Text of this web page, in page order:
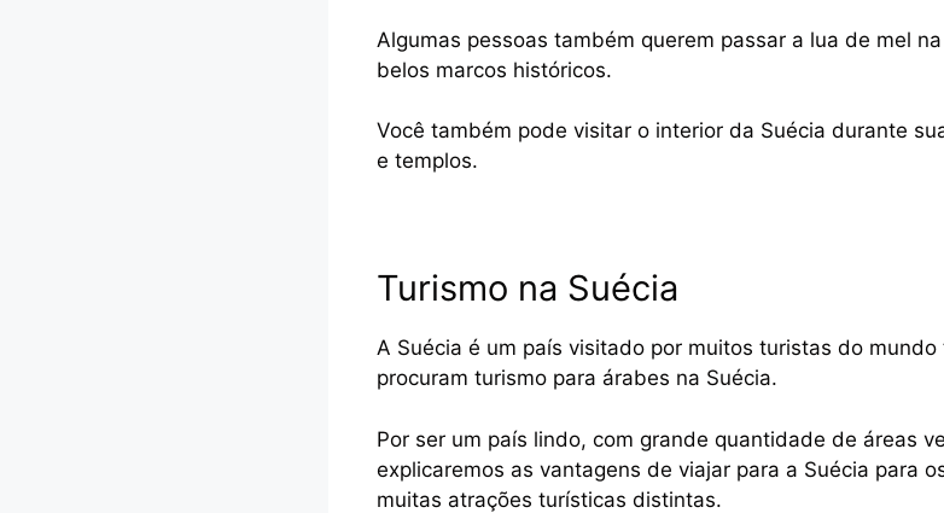
Algumas pessoas também querem passar a lua de mel
belos marcos históricos.
Você também pode visitar o interior da Suécia durante
e templos.
Turismo na Suécia
A Suécia é um país visitado por muitos turistas do
procuram turismo para árabes na Suécia.
Por ser um país lindo, com grande quantidade de áreas
explicaremos as vantagens de viajar para a Suécia para
muitas atrações turísticas distintas.